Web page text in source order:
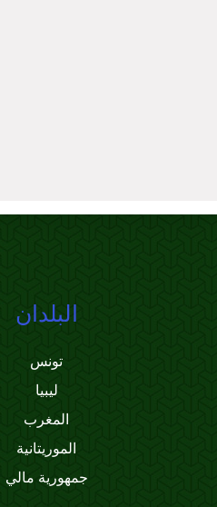
البلدان
تونس
ليبيا
المغرب
الموريتانية
جمهورية مالي